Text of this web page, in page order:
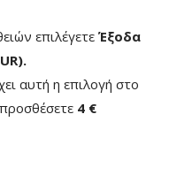
επιλέγετε Έξοδα
.
αυτή η επιλογή στο
4 €